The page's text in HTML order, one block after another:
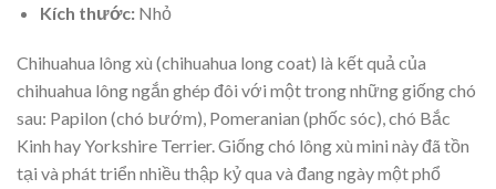
Kích thước:Nhỏ
Chihuahua lông xù (chihuahua long coat) là kết quả của
chihuahua lông ngắn ghép đôi với một trong những giống chó
sau: Papilon (chó bướm), Pomeranian (phốc sóc), chó Bắc
Kinh hay Yorkshire Terrier. Giống chó lông xù mini này đã tồn
tại và phát triển nhiều thập kỷ qua và đang ngày một phổ